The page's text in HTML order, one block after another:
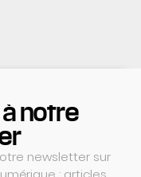
notre
newsletter sur